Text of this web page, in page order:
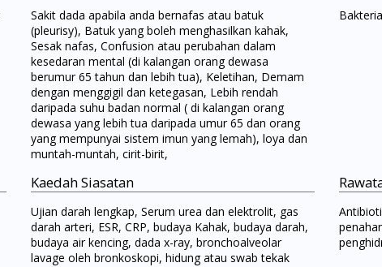
Visit DoctorOnCall Singapore
Sakit dada apabila anda bernafas atau batuk
(pleurisy), Batuk yang boleh menghasilkan kahak,
Sesak nafas, Confusion atau perubahan dalam
kesedaran mental (di kalangan orang dewasa
berumur 65 tahun dan lebih tua), Keletihan, Demam
dengan menggigil dan ketegasan, Lebih rendah
daripada suhu badan normal ( di kalangan orang
dewasa yang lebih tua daripada umur 65 dan orang
yang mempunyai sistem imun yang lemah), loya dan
muntah-muntah, cirit-birit,
Kaedah Siasatan
Ujian darah lengkap, Serum urea dan elektrolit, gas
darah arteri, ESR, CRP, budaya Kahak, budaya darah,
budaya air kencing, dada x-ray, bronchoalveolar
lavage oleh bronkoskopi, hidung atau swab tekak